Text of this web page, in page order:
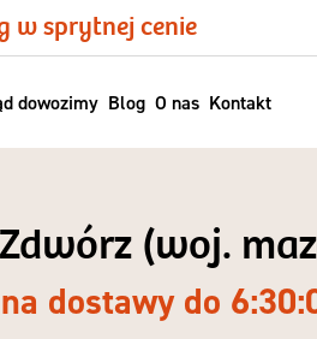
w sprytnej cenie
dowozimy Blog O nas Kontakt
(woj.
dostawy do